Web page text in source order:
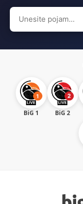
Search
for:
BiG 1 BiG 2